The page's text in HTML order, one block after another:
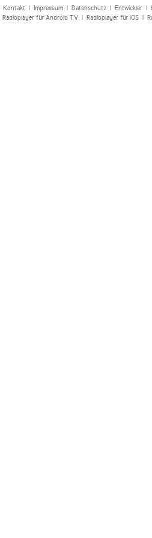
Kontakt| Impressum| Datenschutz| Entwickler|
Radioplayer für Android TV| Radioplayer für iOS|